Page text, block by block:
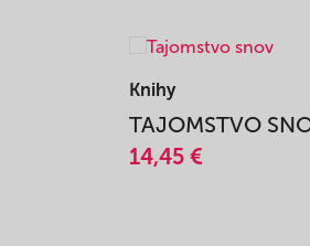
Knihy
TAJOMSTVO
14,45 €